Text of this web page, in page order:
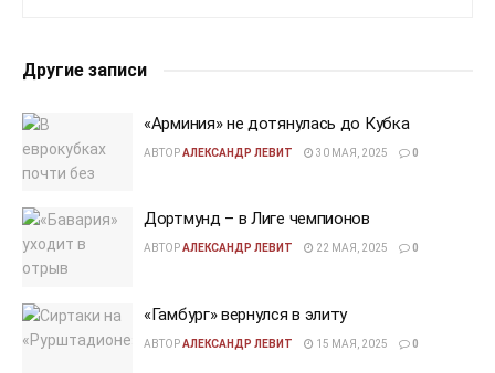
Другие записи
«Арминия» не дотянулась до Кубка
АВТОРАЛЕКСАНДР ЛЕВИТ 30 МАЯ, 2025 0
Дортмунд – в Лиге чемпионов
АВТОРАЛЕКСАНДР ЛЕВИТ 22 МАЯ, 2025 0
«Гамбург» вернулся в элиту
АВТОРАЛЕКСАНДР ЛЕВИТ 15 МАЯ, 2025 0